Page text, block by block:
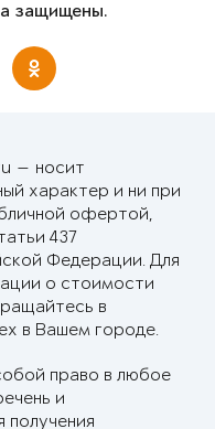
защищены.
— носит
характер и ни при
офертой,
437
Федерации. Для
о стоимости
в
в Вашем городе.
право в любое
и